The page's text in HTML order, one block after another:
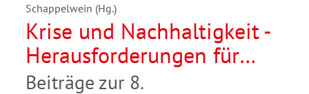
Schappelwein (Hg.)
Krise und Nachhaltigkeit -
Herausforderungen für
berufliche Bildung
Beiträge zur 8.